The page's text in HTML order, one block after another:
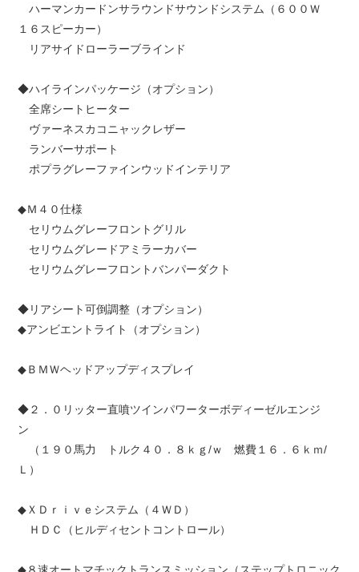
ハーマンカードンサラウンドサウンドシステム（６００Ｗ
１６スピーカー）
リアサイドローラーブラインド
◆ハイラインパッケージ（オプション）
全席シートヒーター
ヴァーネスカコニャックレザー
ランバーサポート
ポプラグレーファインウッドインテリア
◆Ｍ４０仕様
セリウムグレーフロントグリル
セリウムグレードアミラーカバー
セリウムグレーフロントバンパーダクト
◆リアシート可倒調整（オプション）
◆アンビエントライト（オプション）
◆ＢＭＷヘッドアップディスプレイ
◆２．０リッター直噴ツインパワーターボディーゼルエンジ
ン
（１９０馬力 トルク４０．８ｋｇ/ｗ 燃費１６．６ｋｍ/
Ｌ）
◆ＸＤｒｉｖｅシステム（４ＷＤ）
ＨＤＣ（ヒルディセントコントロール）